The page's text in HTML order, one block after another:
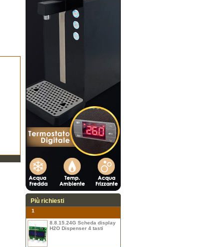
Più richiesti
1
8.8.15.24G Scheda display
H2O Dispenser 4 tasti